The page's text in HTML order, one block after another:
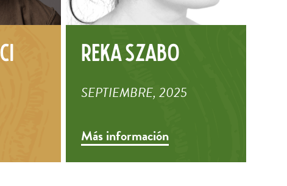
Réka Szabó
SEPTIEMBRE, 2025
Más información